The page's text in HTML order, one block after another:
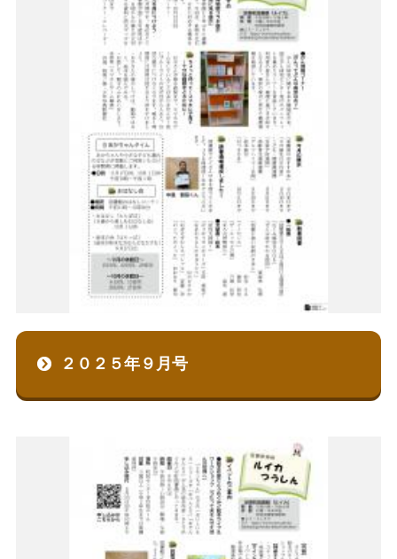
２０２５年９月号